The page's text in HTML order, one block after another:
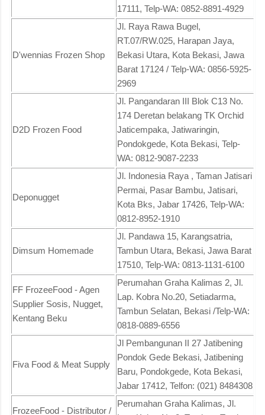
17111, Telp-WA: 0852-8891-4929
D'wennias Frozen Shop
Jl. Raya Rawa Bugel,
RT.07/RW.025, Harapan Jaya,
Bekasi Utara, Kota Bekasi, Jawa
Barat 17124 / Telp-WA: 0856-5925-
2969
D2D Frozen Food
Jl. Pangandaran III Blok C13 No.
174 Deretan belakang TK Orchid
Jaticempaka, Jatiwaringin,
Pondokgede, Kota Bekasi, Telp-
WA: 0812-9087-2233
Deponugget
Jl. Indonesia Raya , Taman Jatisari
Permai, Pasar Bambu, Jatisari,
Kota Bks, Jabar 17426, Telp-WA:
0812-8952-1910
Dimsum Homemade
Jl. Pandawa 15, Karangsatria,
Tambun Utara, Bekasi, Jawa Barat
17510, Telp-WA: 0813-1131-6100
FF FrozeeFood - Agen
Supplier Sosis, Nugget,
Kentang Beku
Perumahan Graha Kalimas 2, Jl.
Lap. Kobra No.20, Setiadarma,
Tambun Selatan, Bekasi /Telp-WA:
0818-0889-6556
Fiva Food & Meat Supply
Jl Pembangunan II 27 Jatibening
Pondok Gede Bekasi, Jatibening
Baru, Pondokgede, Kota Bekasi,
Jabar 17412, Telfon: (021) 8484308
FrozeeFood - Distributor /
Perumahan Graha Kalimas, Jl.